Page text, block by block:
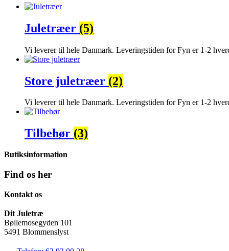
Juletræer (5)
Vi leverer til hele Danmark. Leveringstiden for Fyn er 1-2
Store juletræer (2)
Vi leverer til hele Danmark. Leveringstiden for Fyn er 1-2
Tilbehør (3)
Butiksinformation
Find os her
Kontakt os
Dit Juletræ
Bøllemosegyden 101
5491 Blommenslyst